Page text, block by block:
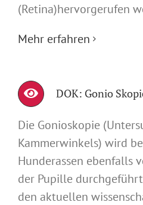
(Retina)hervorgerufen
Mehr erfahren
DOK: Gonio
Die Gonioskopie
Kammerwinkels) wird
Hunderassen ebenfalls
der Pupille
den aktuellen